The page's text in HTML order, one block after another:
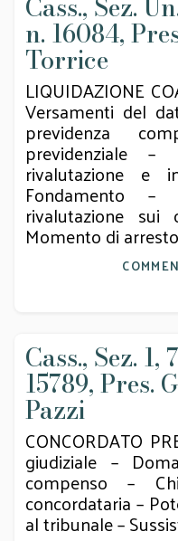
Cass., Sez.
n. 16084,
Torrice
LIQUIDAZIONE
Versamenti del
previdenza
previdenziale
rivalutazione e
Fondamento
rivalutazione
Momento di
Cass., Sez.
15789, Pres.
Pazzi
CONCORDATO
giudiziale –
compenso –
concordataria –
al tribunale –